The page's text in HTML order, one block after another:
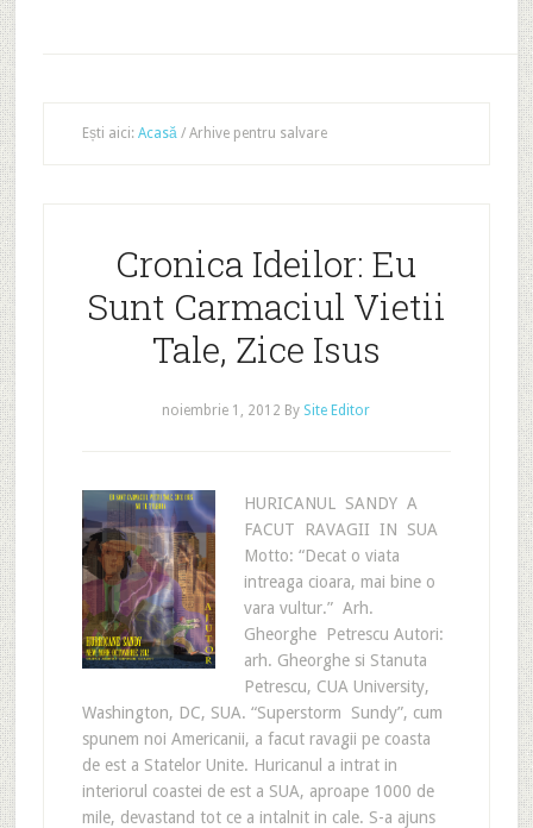
Ești aici: Acasă /Arhive pentru salvare
Cronica Ideilor: Eu
Sunt Carmaciul Vietii
Tale, Zice Isus
noiembrie 1, 2012 By Site Editor
HURICANUL SANDY A
FACUT RAVAGII IN SUA
Motto: “Decat o viata
intreaga cioara, mai bine o
vara vultur.” Arh.
Gheorghe Petrescu Autori:
arh. Gheorghe si Stanuta
Petrescu, CUA University,
Washington, DC, SUA. “Superstorm Sundy”, cum
spunem noi Americanii, a facut ravagii pe coasta
de est a Statelor Unite. Huricanul a intrat in
interiorul coastei de est a SUA, aproape 1000 de
mile, devastand tot ce a intalnit in cale. S-a ajuns